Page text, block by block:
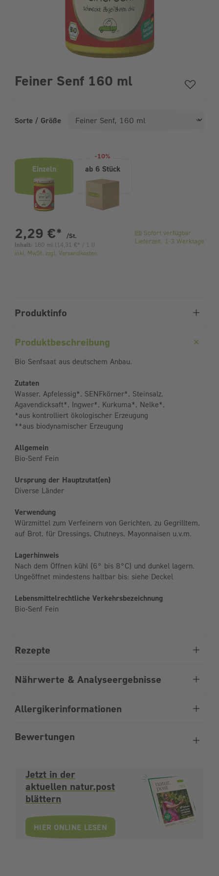
Feiner Senf 160 ml
Sorte / Größe
Einzeln
-10%
ab 6 Stück
2,29 €* /St.
Inhalt: 160 ml ( 14,31 € * / 1 l)
inkl. MwSt. zzgl. Versandkosten
Sofort verfügbar
Lieferzeit: 1-3 Werktage
Produktinfo
Produktbeschreibung
Bio Senfsaat aus deutschem Anbau.
Zutaten
Wasser, Apfelessig*, SENFkörner*, Steinsalz,
Agavendicksaft*, Ingwer*, Kurkuma*, Nelke*,
*aus kontrolliert ökologischer Erzeugung
**aus biodynamischer Erzeugung
Allgemein
Bio-Senf Fein
Ursprung der Hauptzutat(en)
Diverse Länder
Verwendung
Würzmittel zum Verfeinern von Gerichten, zu Gegrilltem,
auf Brot, für Dressings, Chutneys, Mayonnaisen u.v.m.
Lagerhinweis
Nach dem Öffnen kühl (6° bis 8°C) und dunkel lagern.
Ungeöffnet mindestens haltbar bis: siehe Deckel
Lebensmittelrechtliche Verkehrsbezeichnung
Bio-Senf Fein
Rezepte
Nährwerte & Analyseergebnisse
Allergikerinformationen
Bewertungen
Jetzt in der
aktuellen natur.post
blättern
HIER ONLINE LESEN